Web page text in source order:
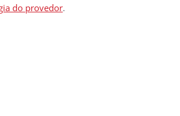
do provedor.